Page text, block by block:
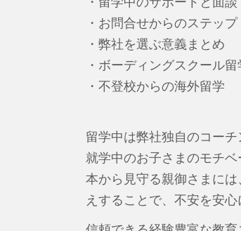
・お問合せからのステップ
・弊社を選ぶ意義まとめ
・ボーディングスクール留
・不登校からの海外留学
留学中は弊社独自のコー
就学中のお子さまのモチ
本から見守る親御さまに
えすることで、不安を安